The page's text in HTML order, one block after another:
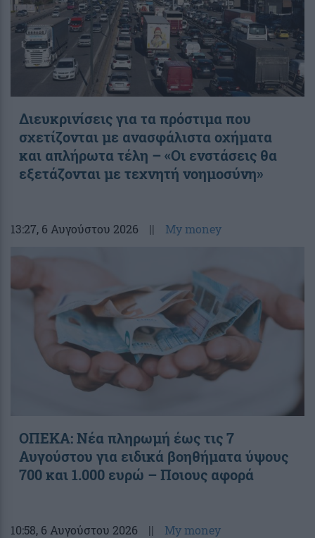
Διευκρινίσεις για τα πρόστιμα που
σχετίζονται με ανασφάλιστα οχήματα
και απλήρωτα τέλη – «Οι ενστάσεις θα
εξετάζονται με τεχνητή νοημοσύνη»
13:27, 6 Αυγούστου 2026 || My money
ΟΠΕΚΑ: Νέα πληρωμή έως τις 7
Αυγούστου για ειδικά βοηθήματα ύψους
700 και 1.000 ευρώ – Ποιους αφορά
10:58, 6 Αυγούστου 2026 || My money